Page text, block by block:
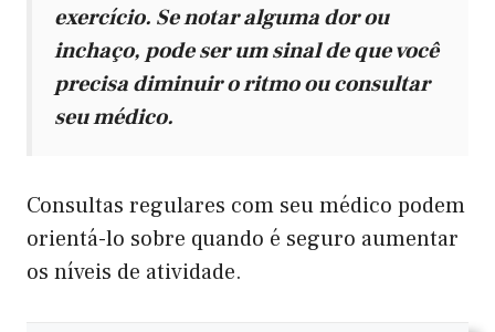
exercício. Se notar alguma dor ou
inchaço, pode ser um sinal de que você
precisa diminuir o ritmo ou consultar
seu médico.
Consultas regulares com seu médico podem
orientá-lo sobre quando é seguro aumentar
os níveis de atividade.